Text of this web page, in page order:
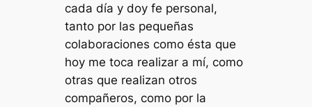
cada día y doy fe personal,
tanto por las pequeñas
colaboraciones como ésta que
hoy me toca realizar a mí, como
otras que realizan otros
compañeros, como por la